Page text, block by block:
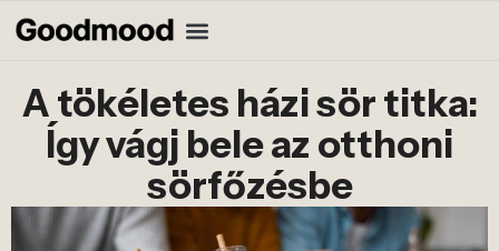
A tökéletes házi sör titka:
Így vágj bele az otthoni
sörfőzésbe